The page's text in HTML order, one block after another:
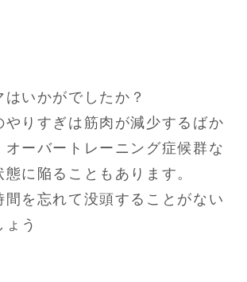
いかがでしたか？
やりすぎは筋肉が減少するばか
オーバートレーニング症候群な
態に陥ることもあります。
間を忘れて没頭することがない
う